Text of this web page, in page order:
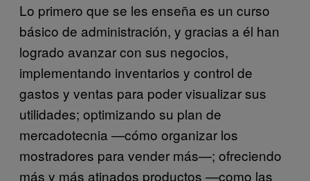
Lo primero que se les enseña es un curso
básico de administración, y gracias a él han
logrado avanzar con sus negocios,
implementando inventarios y control de
gastos y ventas para poder visualizar sus
utilidades; optimizando su plan de
mercadotecnia —cómo organizar los
mostradores para vender más—; ofreciendo
más y más atinados productos —como las